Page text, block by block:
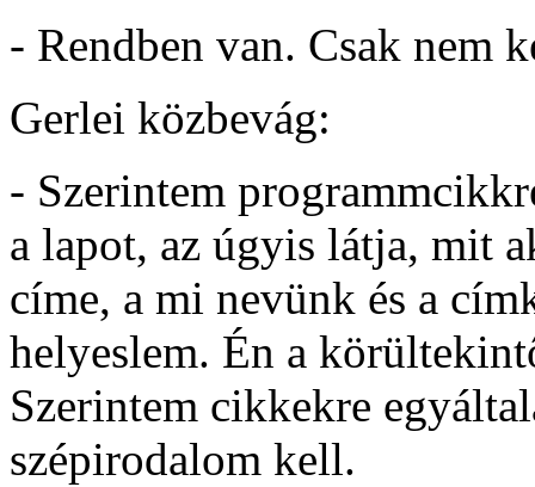
- Rendben van. Csak nem
Gerlei közbevág:
- Szerintem
a lapot, az úgyis látja, mit
címe, a mi nevünk és a
helyeslem. Én a
Szerintem cikkekre
szépirodalom kell.